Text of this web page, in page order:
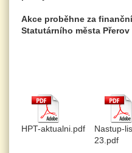
Akce proběhne za
Statutárního města
HPT-aktualni.pdf
Nastup-
23.pdf